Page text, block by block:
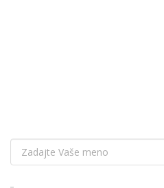
Vaše
meno: